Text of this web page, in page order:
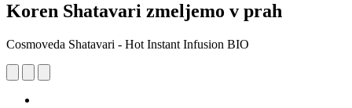
Koren Shatavari zmeljemo v prah
Cosmoveda Shatavari - Hot Instant Infusion BIO